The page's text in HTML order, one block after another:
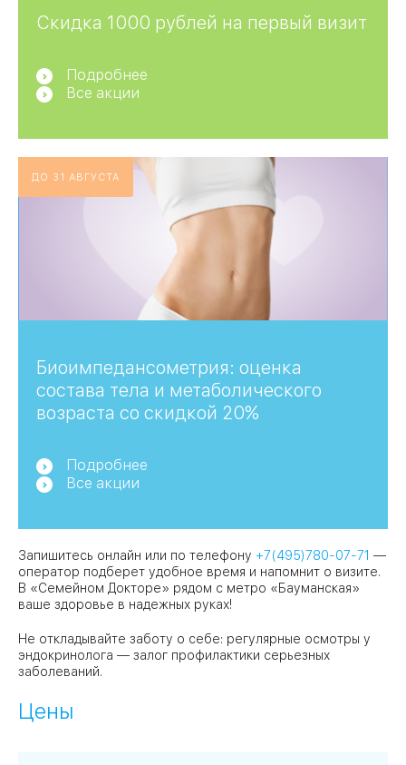
Скидка 1000 рублей на первый визит
Подробнее
Все акции
ДО 31 АВГУСТА
Биоимпедансометрия: оценка
состава тела и метаболического
возраста со скидкой 20%
Подробнее
Все акции
Запишитесь онлайн или по телефону +7(495)780-07-71 —
оператор подберет удобное время и напомнит о визите.
В «Семейном Докторе» рядом с метро «Бауманская»
ваше здоровье в надежных руках!
Не откладывайте заботу о себе: регулярные осмотры у
эндокринолога — залог профилактики серьезных
заболеваний.
Цены